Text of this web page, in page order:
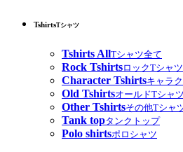
TshirtsTシャツ
Tshirts AllTシャツ全て
Rock TshirtsロックTシャツ
Character Tshirtsキャラ
Old TshirtsオールドTシャツ
Other Tshirtsその他Tシャ
Tank topタンクトップ
Polo shirtsポロシャツ